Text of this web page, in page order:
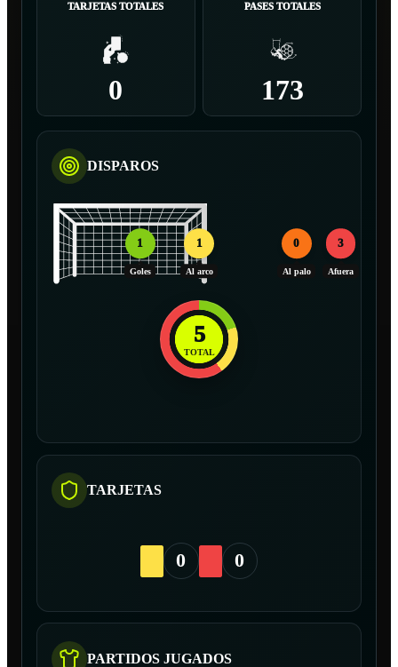
TARJETAS TOTALES
0
PASES TOTALES
173
DISPAROS
1
Goles
1
Al arco
0
Al palo
3
Afuera
5
TOTAL
TARJETAS
0 0
PARTIDOS JUGADOS